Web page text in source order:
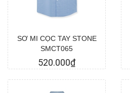
Chọn hàng
SƠ MI CỌC TAY STONE
SMCT065
520.000₫